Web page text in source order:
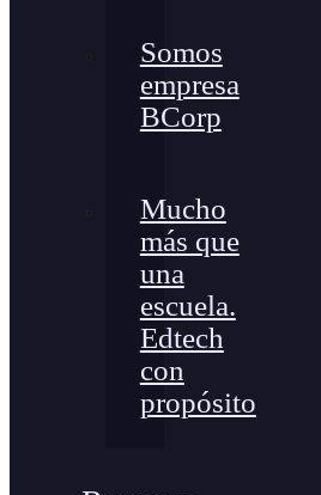
Somos
empresa
BCorp
Mucho
más que
una
escuela.
Edtech
con
propósito